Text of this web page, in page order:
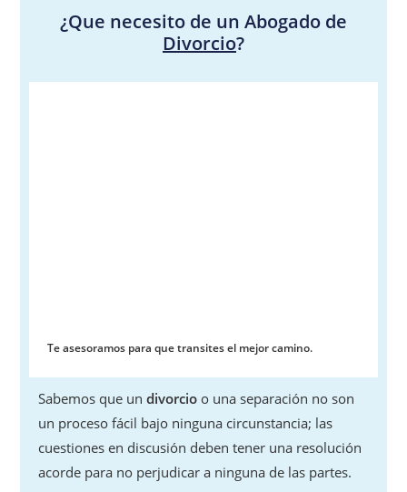
¿Que necesito de un Abogado de
Divorcio?
Te asesoramos para que transites el mejor camino.
Sabemos que undivorcio o una separación no son
un proceso fácil bajo ninguna circunstancia; las
cuestiones en discusión deben tener una resolución
acorde para no perjudicar a ninguna de las partes.